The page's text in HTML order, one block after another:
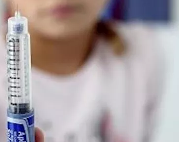
المهمة في علاج السكري عند الأطفال، إذ